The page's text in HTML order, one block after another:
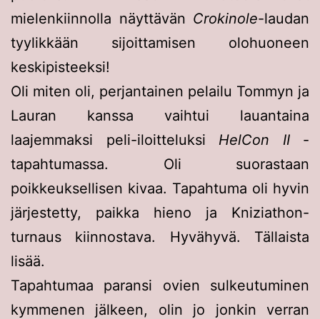
mielenkiinnolla näyttävän Crokinole-laudan
tyylikkään sijoittamisen olohuoneen
keskipisteeksi!
Oli miten oli, perjantainen pelailu Tommyn ja
Lauran kanssa vaihtui lauantaina
laajemmaksi peli-iloitteluksi HelCon II-
tapahtumassa. Oli suorastaan
poikkeuksellisen kivaa. Tapahtuma oli hyvin
järjestetty, paikka hieno ja Kniziathon-
turnaus kiinnostava. Hyvähyvä. Tällaista
lisää.
Tapahtumaa paransi ovien sulkeutuminen
kymmenen jälkeen, olin jo jonkin verran